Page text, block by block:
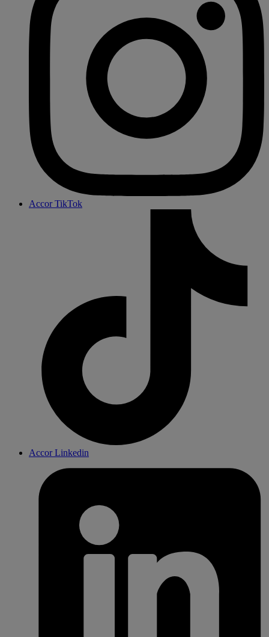
Accor TikTok
Accor Linkedin